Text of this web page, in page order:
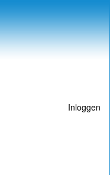
Inloggen